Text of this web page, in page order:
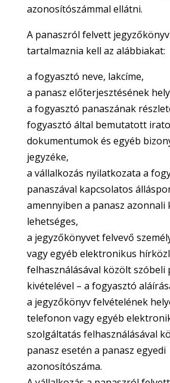
azonosítószámmal ellátni.
A panaszról felvett
tartalmaznia kell az alábbiakat:
a fogyasztó neve, lakcíme,
a panasz előterjesztésének
a fogyasztó panaszának
fogyasztó által bemutatott
dokumentumok és egyéb
jegyzéke,
a vállalkozás nyilatkozata a
panaszával kapcsolatos
amennyiben a panasz azonnali
lehetséges,
a jegyzőkönyvet felvevő
vagy egyéb elektronikus
felhasználásával közölt szóbeli
kivételével – a fogyasztó
a jegyzőkönyv felvételének
telefonon vagy egyéb
szolgáltatás felhasználásával
panasz esetén a panasz egyedi
azonosítószáma.